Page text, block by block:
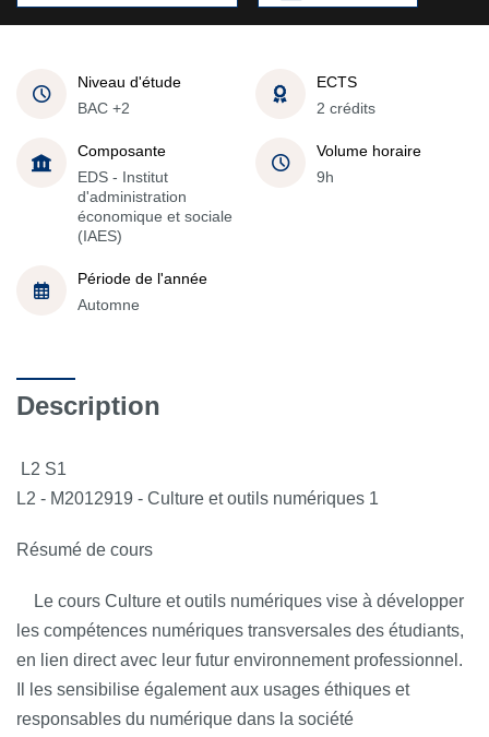
Niveau d'étude
BAC +2
ECTS
2 crédits
Composante
EDS - Institut
d'administration
économique et sociale
(IAES)
Volume horaire
9h
Période de l'année
Automne
Description
L2 S1
L2 - M2012919 - Culture et outils numériques 1
Résumé de cours
Le cours Culture et outils numériques vise à développer
les compétences numériques transversales des étudiants,
en lien direct avec leur futur environnement professionnel.
Il les sensibilise également aux usages éthiques et
responsables du numérique dans la société